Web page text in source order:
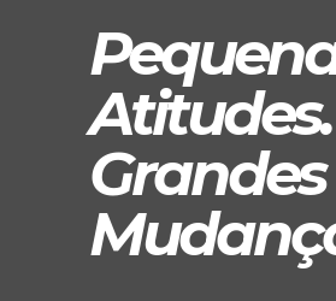
Atitudes.
Grandes